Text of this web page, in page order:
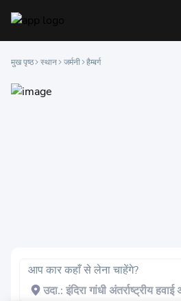
मुख पृष्ठ स्थान जर्मनी हैम्बर्ग
आप कार कहाँ से लेना चाहेंगे?